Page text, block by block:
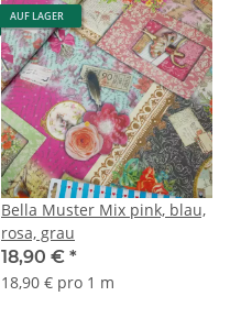
AUF LAGER
Bella Muster Mix pink, blau,
rosa, grau
18,90 € *
18,90 € pro 1 m